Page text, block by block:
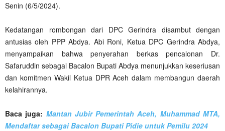
Senin (6/5/2024).
Kedatangan rombongan dari DPC Gerindra disambut dengan
antusias oleh PPP Abdya. Abi Roni, Ketua DPC Gerindra Abdya,
menyampaikan bahwa penyerahan berkas pencalonan Dr.
Safaruddin sebagai Bacalon Bupati Abdya menunjukkan keseriusan
dan komitmen Wakil Ketua DPR Aceh dalam membangun daerah
kelahirannya.
Baca juga: Mantan Jubir Pemerintah Aceh, Muhammad MTA,
Mendaftar sebagai Bacalon Bupati Pidie untuk Pemilu 2024